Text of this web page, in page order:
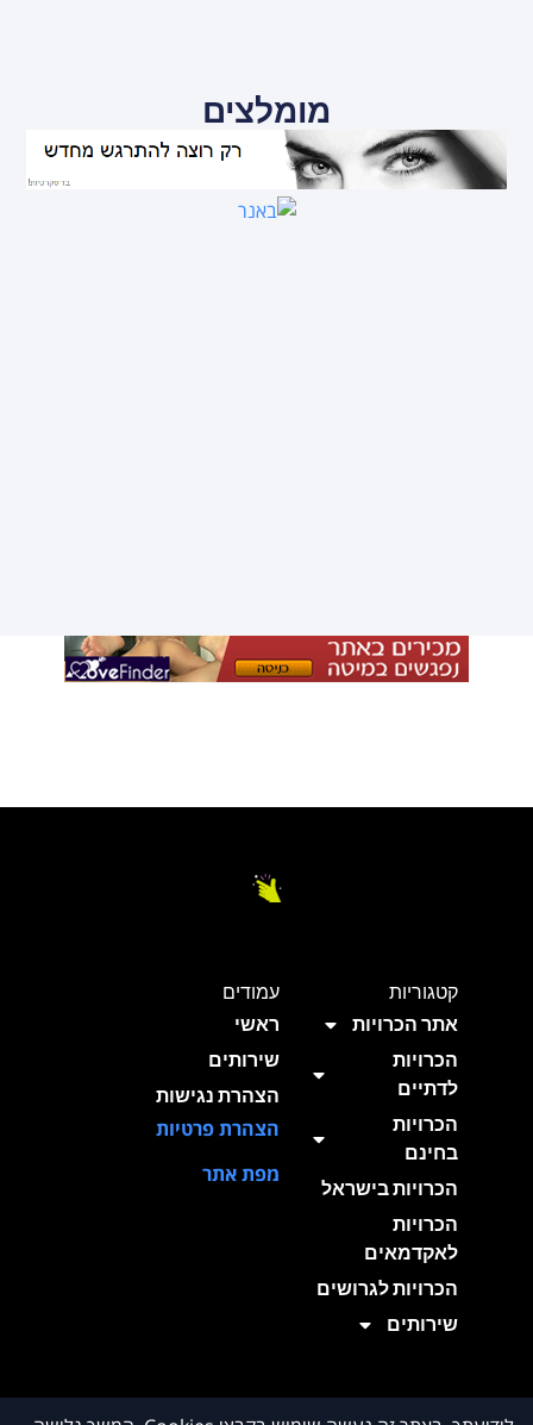
מומלצים
קטגוריות
אתר הכרויות
הכרויות
לדתיים
הכרויות
בחינם
הכרויות בישראל
הכרויות
לאקדמאים
הכרויות לגרושים
שירותים
עמודים
ראשי
שירותים
הצהרת נגישות
הצהרת פרטיות
מפת אתר